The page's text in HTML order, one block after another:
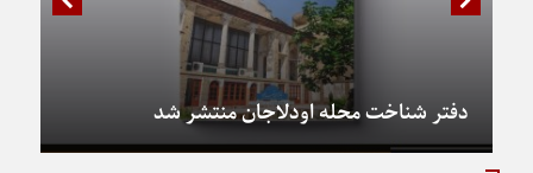
دفتر شناخت محله اودلاجان منتشر شد